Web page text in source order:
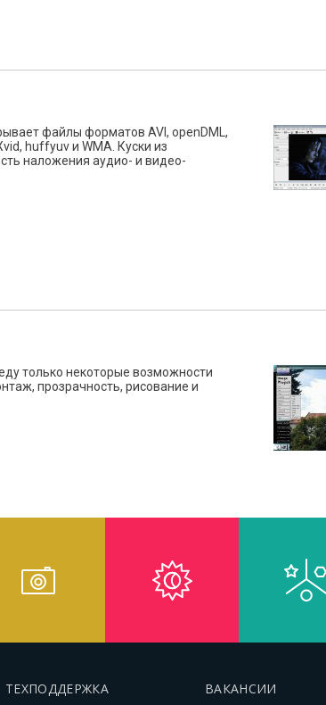
файлы форматов AVI, openDML,
huffyuv и WMA. Куски из
наложения аудио- и видео-
только некоторые возможности
прозрачность, рисование и
ТЕХПОДДЕРЖКА ВАКАНСИИ